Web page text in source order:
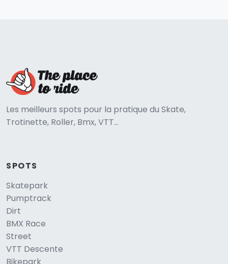
Les meilleurs spots pour la pratique du Skate,
Trotinette, Roller, Bmx, VTT...
SPOTS
Skatepark
Pumptrack
Dirt
BMX Race
Street
VTT Descente